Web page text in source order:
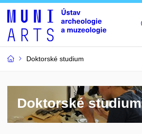
Doktorské studium
Doktorské studium